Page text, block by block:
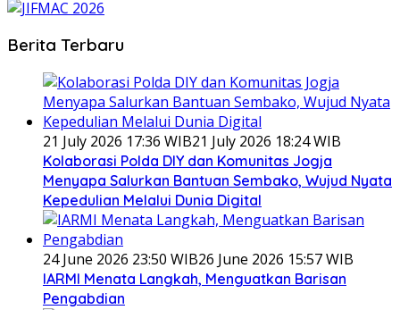
Berita Terbaru
21 July 2026 17:36 WIB21 July 2026 18:24 WIB
Kolaborasi Polda DIY dan Komunitas Jogja
Menyapa Salurkan Bantuan Sembako, Wujud Nyata
Kepedulian Melalui Dunia Digital
24 June 2026 23:50 WIB26 June 2026 15:57 WIB
IARMI Menata Langkah, Menguatkan Barisan
Pengabdian